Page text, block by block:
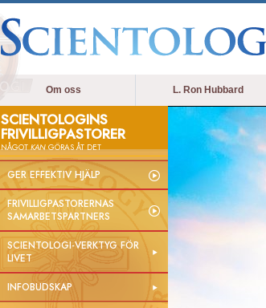
Om oss L. Ron Hubbard
SCIENTOLOGINS
FRIVILLIGPASTORER
NÅGOTKANGÖRAS ÅT DET
GER EFFEKTIV HJÄLP
FRIVILLIGPASTORERNAS
SAMARBETSPARTNERS
SCIENTOLOGI-VERKTYG FÖR
LIVET
INFOBUDSKAP